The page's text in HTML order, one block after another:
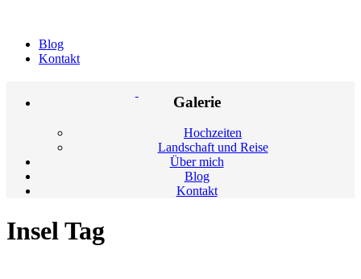
Blog
Kontakt
Galerie
Hochzeiten
Landschaft und Reise
Über mich
Blog
Kontakt
Insel Tag